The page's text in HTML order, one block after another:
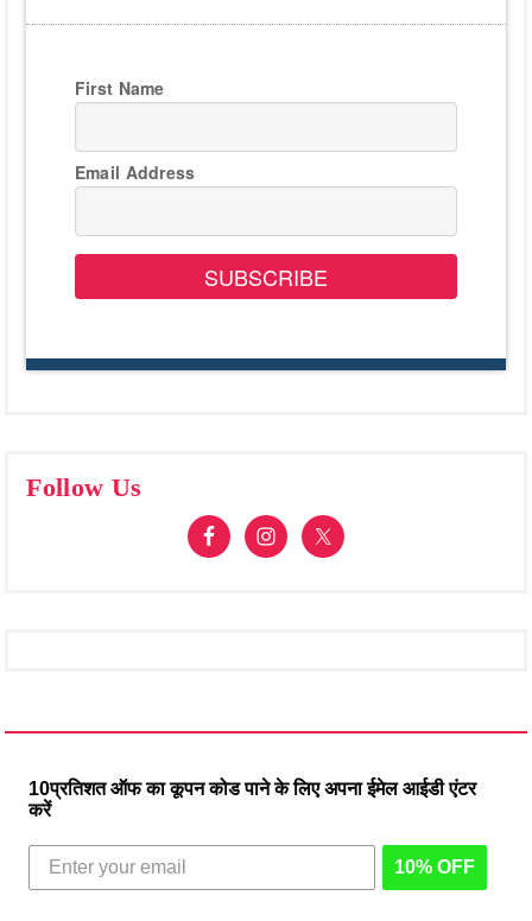
First Name
Email Address
SUBSCRIBE
Follow Us
10प्रतिशत ऑफ का कूपन कोड पाने के लिए अपना ईमेल आईडी एंटर
करें
10% OFF